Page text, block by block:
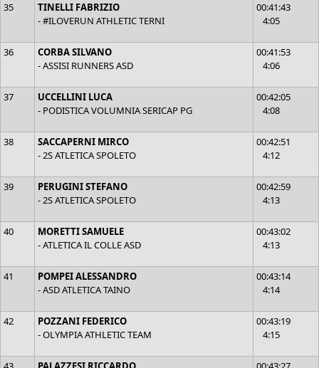
35
TINELLI FABRIZIO
- #ILOVERUN ATHLETIC TERNI
00:41:43
4:05
36
CORBA SILVANO
- ASSISI RUNNERS ASD
00:41:53
4:06
37
UCCELLINI LUCA
- PODISTICA VOLUMNIA SERICAP PG
00:42:05
4:08
38
SACCAPERNI MIRCO
- 2S ATLETICA SPOLETO
00:42:51
4:12
39
PERUGINI STEFANO
- 2S ATLETICA SPOLETO
00:42:59
4:13
40
MORETTI SAMUELE
- ATLETICA IL COLLE ASD
00:43:02
4:13
41
POMPEI ALESSANDRO
- ASD ATLETICA TAINO
00:43:14
4:14
42
POZZANI FEDERICO
- OLYMPIA ATHLETIC TEAM
00:43:19
4:15